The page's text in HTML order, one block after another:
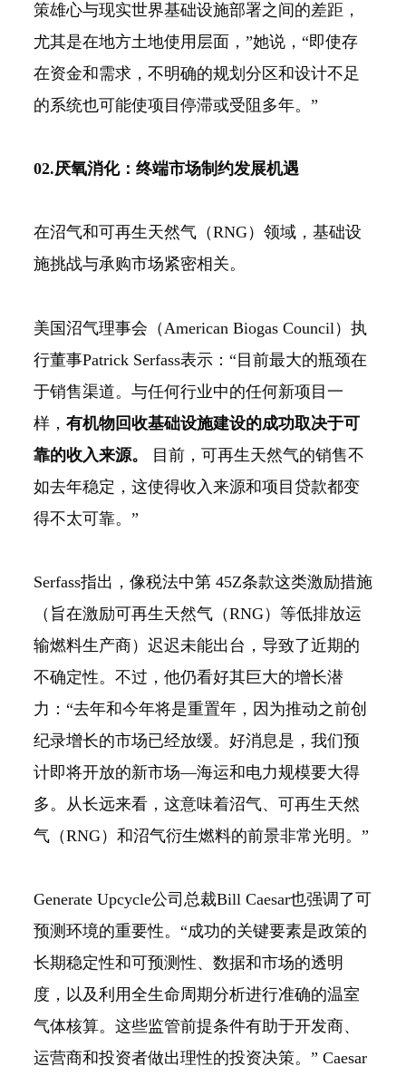
策雄心与现实世界基础设施部署之间的差距，
尤其是在地方土地使用层面，”她说，“即使存
在资金和需求，不明确的规划分区和设计不足
的系统也可能使项目停滞或受阻多年。”
02.厌氧消化：终端市场制约发展机遇
在沼气和可再生天然气（RNG）领域，基础设
施挑战与承购市场紧密相关。
美国沼气理事会（American Biogas Council）执
行董事Patrick Serfass表示：“目前最大的瓶颈在
于销售渠道。与任何行业中的任何新项目一
样， 有机物回收基础设施建设的成功取决于可
靠的收入来源。
目前，可再生天然气的销售不
如去年稳定，这使得收入来源和项目贷款都变
得不太可靠。”
Serfass指出，像税法中第 45Z条款这类激励措施
（旨在激励可再生天然气（RNG）等低排放运
输燃料生产商）迟迟未能出台，导致了近期的
不确定性。不过，他仍看好其巨大的增长潜
力：“去年和今年将是重置年，因为推动之前创
纪录增长的市场已经放缓。好消息是，我们预
计即将开放的新市场—海运和电力规模要大得
多。从长远来看，这意味着沼气、可再生天然
气（RNG）和沼气衍生燃料的前景非常光明。”
Generate Upcycle公司总裁Bill Caesar也强调了可
预测环境的重要性。“成功的关键要素是政策的
长期稳定性和可预测性、数据和市场的透明
度，以及利用全生命周期分析进行准确的温室
气体核算。这些监管前提条件有助于开发商、
运营商和投资者做出理性的投资决策。” Caesar